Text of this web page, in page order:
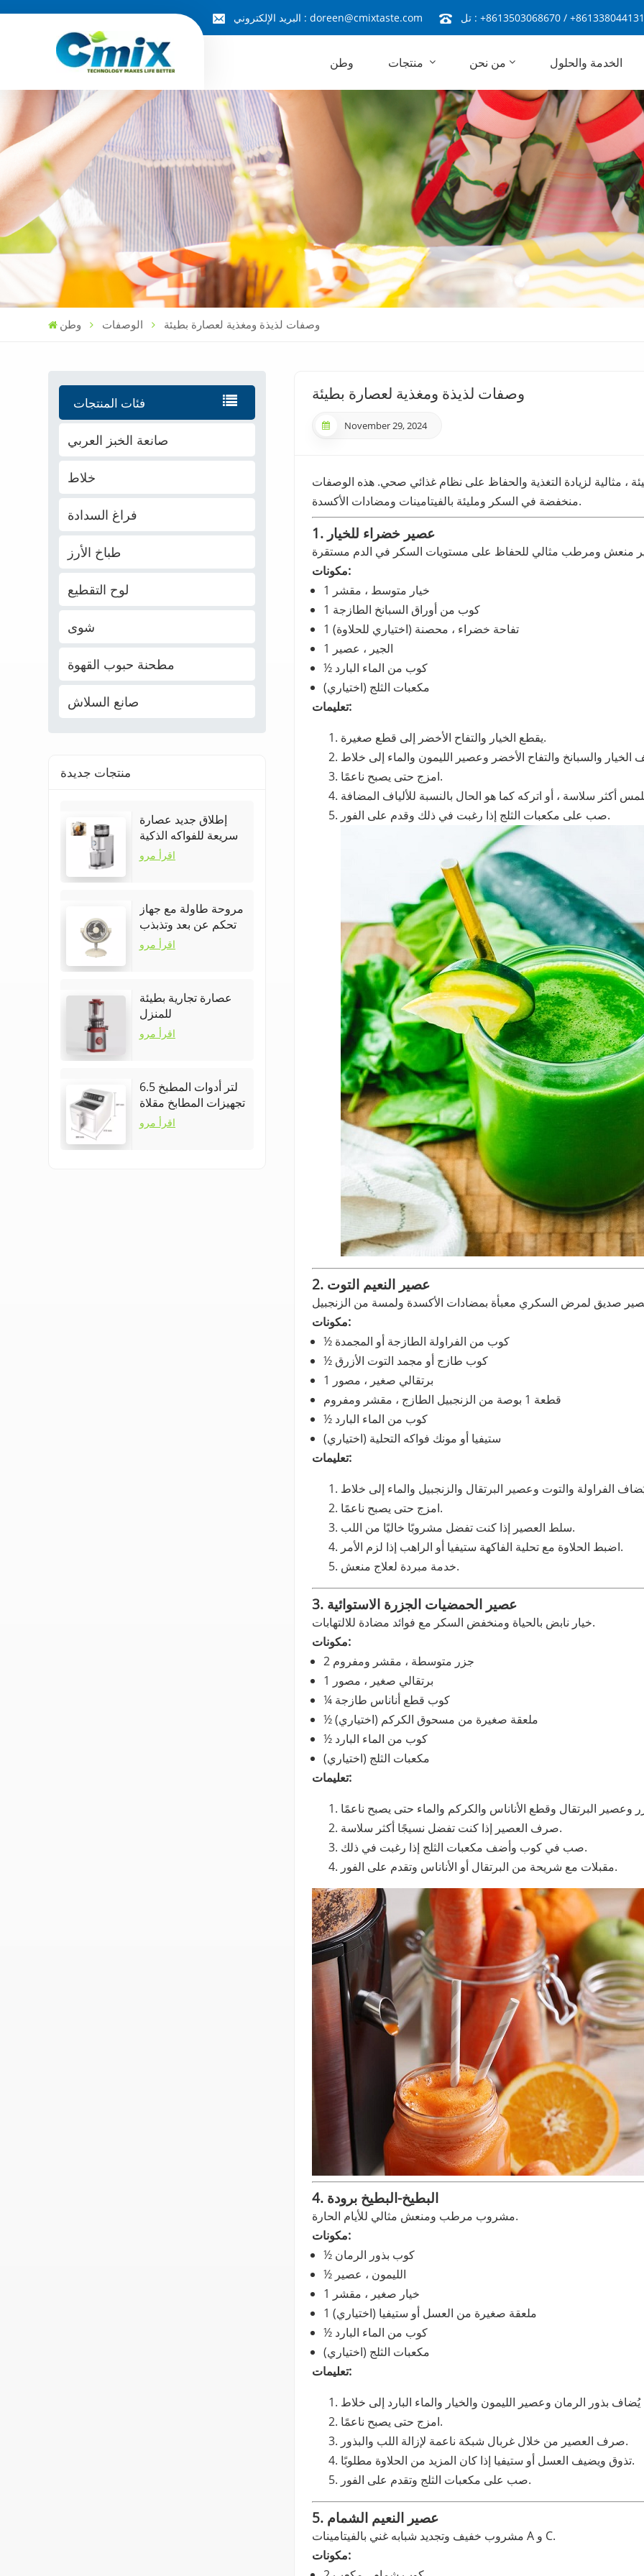
البريد الإلكتروني : doreen@cmixtaste.com تل :+8613503068670 /
وطن من نحن الخدمة والحلول
وطن الوصفات وصفات لذيذة ومغذية لعصارة بطيئة
فئات المنتجات
صانعة الخبز العربي
خلاط
فراغ السدادة
طباخ الأرز
لوح التقطيع
شوى
مطحنة حبوب القهوة
صانع السلاش
منتجات جديدة
إطلاق جديد عصارة
سريعة للفواكه الذكية
المحمولة
اقرأ مرو
مروحة طاولة مع جهاز
تحكم عن بعد وتذبذب
اقرأ مرو
عصارة تجارية بطيئة
للمنزل
اقرأ مرو
6.5 لتر أدوات المطبخ
تجهيزات المطابخ مقلاة
هوائية
اقرأ مرو
وصفات لذيذة ومغذية لعصارة بطيئة
November 29, 2024
، مثالية لزيادة التغذية والحفاظ على نظام غذائي صحي. هذه الوصفات
منخفضة في السكر ومليئة بالفيتامينات ومضادات الأكسدة.
1. عصير خضراء للخيار
مكونات:
1 خيار متوسط ، مقشر
1 كوب من أوراق السبانخ الطازجة
1 تفاحة خضراء ، محصنة (اختياري للحلاوة)
1 الجير ، عصير
½ كوب من الماء البارد
مكعبات الثلج (اختياري)
تعليمات:
يقطع الخيار والتفاح الأخضر إلى قطع صغيرة.
الخيار والسبانخ والتفاح الأخضر وعصير الليمون والماء إلى خلاط
امزج حتى يصبح ناعمًا.
صب على مكعبات الثلج إذا رغبت في ذلك وقدم على الفور.
2. عصير النعيم التوت
مكونات:
½ كوب من الفراولة الطازجة أو المجمدة
½ كوب طازج أو مجمد التوت الأزرق
1 برتقالي صغير ، مصور
قطعة 1 بوصة من الزنجبيل الطازج ، مقشر ومفروم
½ كوب من الماء البارد
ستيفيا أو مونك فواكه التحلية (اختياري)
تعليمات:
الفراولة والتوت وعصير البرتقال والزنجبيل والماء إلى خلاط
امزج حتى يصبح ناعمًا.
سلط العصير إذا كنت تفضل مشروبًا خاليًا من اللب.
اضبط الحلاوة مع تحلية الفاكهة ستيفيا أو الراهب إذا لزم الأمر.
خدمة مبردة لعلاج منعش.
3. عصير الحمضيات الجزرة الاستوائية
خيار نابض بالحياة ومنخفض السكر مع فوائد مضادة للالتهابات.
مكونات:
2 جزر متوسطة ، مقشر ومفروم
1 برتقالي صغير ، مصور
¼ كوب قطع أناناس طازجة
½ ملعقة صغيرة من مسحوق الكركم (اختياري)
½ كوب من الماء البارد
مكعبات الثلج (اختياري)
تعليمات:
وعصير البرتقال وقطع الأناناس والكركم والماء حتى يصبح ناعمًا
صرف العصير إذا كنت تفضل نسيجًا أكثر سلاسة.
صب في كوب وأضف مكعبات الثلج إذا رغبت في ذلك.
مقبلات مع شريحة من البرتقال أو الأناناس وتقدم على الفور.
4. البطيخ-البطيخ برودة
مشروب مرطب ومنعش مثالي للأيام الحارة.
مكونات:
½ كوب بذور الرمان
½ الليمون ، عصير
1 خيار صغير ، مقشر
1 ملعقة صغيرة من العسل أو ستيفيا (اختياري)
½ كوب من الماء البارد
مكعبات الثلج (اختياري)
تعليمات:
يُضاف بذور الرمان وعصير الليمون والخيار والماء البارد إلى خلاط
امزج حتى يصبح ناعمًا.
صرف العصير من خلال غربال شبكة ناعمة لإزالة اللب والبذور.
تذوق ويضيف العسل أو ستيفيا إذا كان المزيد من الحلاوة مطلوبًا.
صب على مكعبات الثلج وتقدم على الفور.
5. عصير النعيم الشمام
مشروب خفيف وتجديد شبابه غني بالفيتامينات A و C.
مكونات: